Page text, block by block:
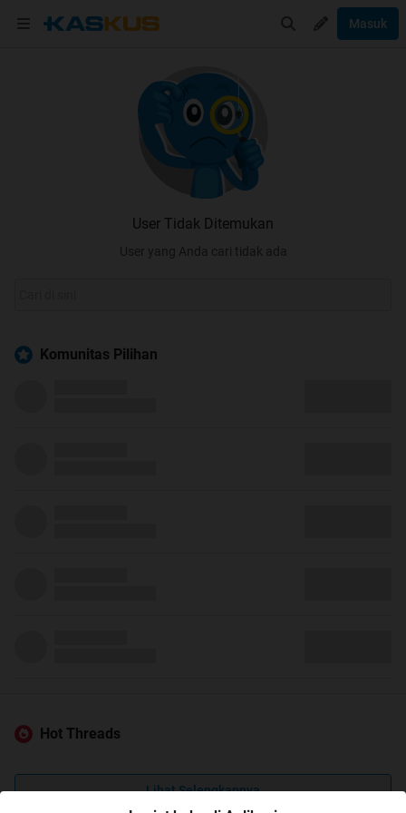
Masuk
User Tidak Ditemukan
User yang Anda cari tidak ada
Komunitas Pilihan
Hot Threads
Lihat Selengkapnya